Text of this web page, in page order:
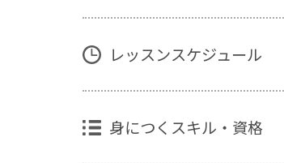
レッスンスケジュール
身につくスキル・資格